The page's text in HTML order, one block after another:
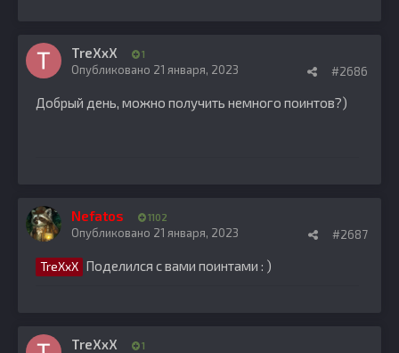
TreXxX 1
#2686
Опубликовано 21 января, 2023
Добрый день, можно получить немного поинтов?)
Nefatos 1102
#2687
Опубликовано 21 января, 2023
TreXxX Поделился с вами поинтами : )
TreXxX 1